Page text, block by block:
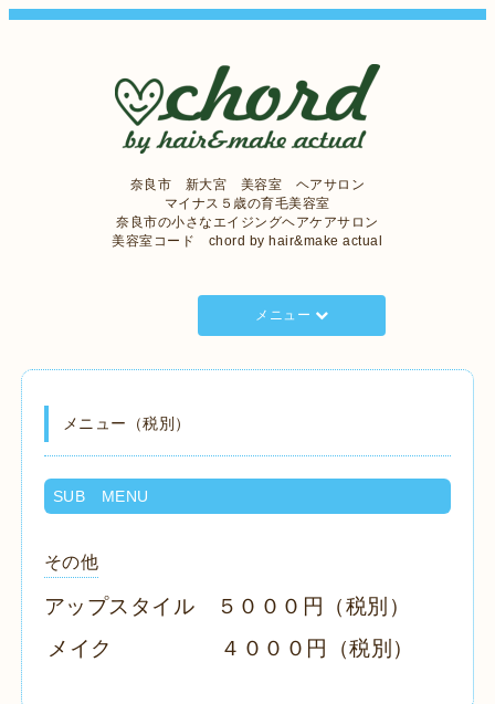
奈良市 新大宮 美容室 ヘアサロン
マイナス５歳の育毛美容室
奈良市の小さなエイジングヘアケアサロン
美容室コード chord by hair&make actual
メニュー
メニュー（税別）
SUB MENU
その他
アップスタイル ５０００円（税別）
メイク ４０００円（税別）